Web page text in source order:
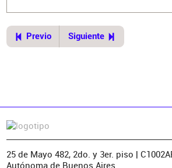
Previo Siguiente
25 de Mayo 482, 2do. y 3er. piso |
Autónoma de Buenos Aires